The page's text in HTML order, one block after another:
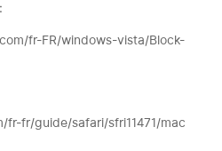
fr-FR/windows-vista/Block-
fr/guide/safari/sfri11471/mac